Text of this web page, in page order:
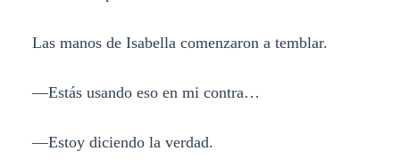
Las manos de Isabella comenzaron a temblar.
—Estás usando eso en mi contra…
—Estoy diciendo la verdad.